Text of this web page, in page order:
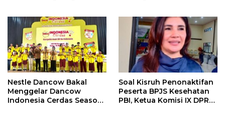
Nestle Dancow Bakal
Menggelar Dancow
Indonesia Cerdas Season
Soal Kisruh Penonaktifan
Peserta BPJS Kesehatan
PBI, Ketua Komisi IX DPR